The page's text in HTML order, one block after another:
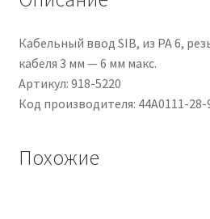
V,
Bianco
Кабельный ввод SIB, из PA 6,
кабеля 3 мм — 6 мм макс.
Артикул: 918-5220
Код производителя: 44A0111-28-
Похожие